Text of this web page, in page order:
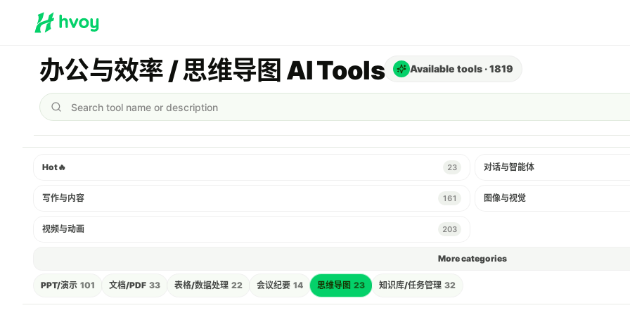
办公与效率 / 思维导图 AI Tools Available tools·1819
Search tool name or description
Hot🔥 23 对话与智能体
写作与内容 161 图像与视觉
视频与动画 203
More categories
PPT/演示 101 文档/PDF 33 表格/数据处理 22 会议纪要 14 思维导图 23 知识库/任务管理 32